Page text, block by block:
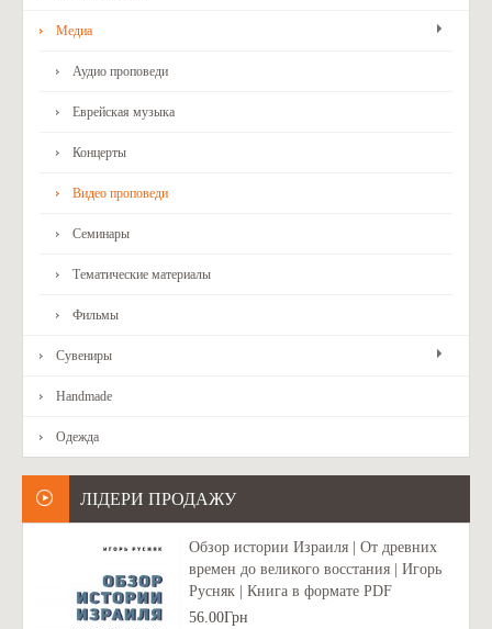
Медиа
Аудио проповеди
Еврейская музыка
Концерты
Видео проповеди
Семинары
Тематические материалы
Фильмы
Сувениры
Handmade
Одежда
ЛІДЕРИ ПРОДАЖУ
Обзор истории Израиля | От древних
времен до великого восстания | Игорь
Русняк | Книга в формате PDF
56.00Грн